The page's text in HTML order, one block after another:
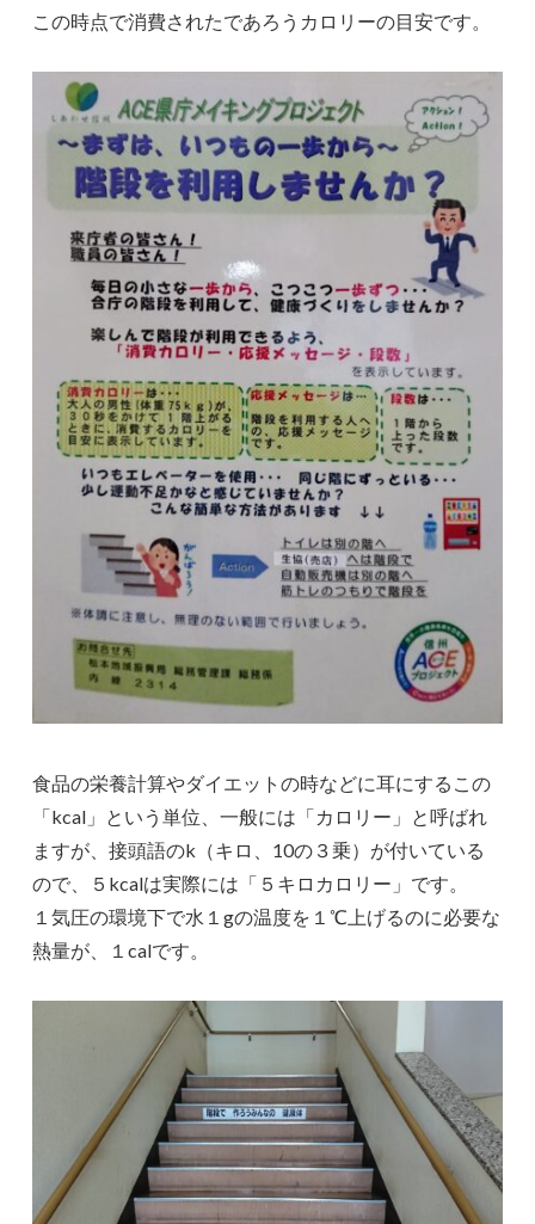
この時点で消費されたであろうカロリーの目安です。
食品の栄養計算やダイエットの時などに耳にするこの
「kcal」という単位、一般には「カロリー」と呼ばれ
ますが、接頭語のk（キロ、10の３乗）が付いている
ので、５kcalは実際には「５キロカロリー」です。
１気圧の環境下で水１gの温度を１℃上げるのに必要な
熱量が、１calです。